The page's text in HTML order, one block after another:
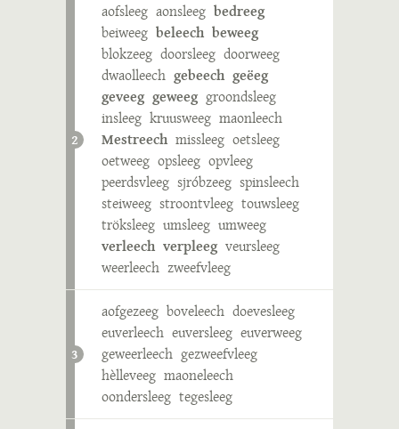
2
aofsleeg aonsleeg bedreeg
beiweeg beleech beweeg
blokzeeg doorsleeg doorweeg
dwaolleech gebeech geëeg
geveeg geweeg groondsleeg
insleeg kruusweeg maonleech
Mestreech missleeg oetsleeg
oetweeg opsleeg opvleeg
peerdsvleeg sjróbzeeg spinsleech
steiweeg stroontvleeg touwsleeg
tröksleeg umsleeg umweeg
verleech verpleeg veursleeg
weerleech zweefvleeg
3
aofgezeeg boveleech doevesleeg
euverleech euversleeg euverweeg
geweerleech gezweefvleeg
hèlleveeg maoneleech
oondersleeg tegesleeg